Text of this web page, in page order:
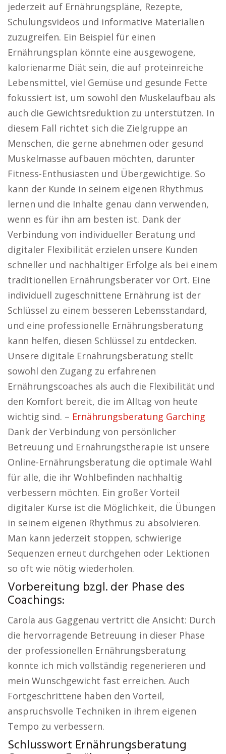
jederzeit auf Ernährungspläne, Rezepte,
Schulungsvideos und informative Materialien
zuzugreifen. Ein Beispiel für einen
Ernährungsplan könnte eine ausgewogene,
kalorienarme Diät sein, die auf proteinreiche
Lebensmittel, viel Gemüse und gesunde Fette
fokussiert ist, um sowohl den Muskelaufbau als
auch die Gewichtsreduktion zu unterstützen. In
diesem Fall richtet sich die Zielgruppe an
Menschen, die gerne abnehmen oder gesund
Muskelmasse aufbauen möchten, darunter
Fitness-Enthusiasten und Übergewichtige. So
kann der Kunde in seinem eigenen Rhythmus
lernen und die Inhalte genau dann verwenden,
wenn es für ihn am besten ist. Dank der
Verbindung von individueller Beratung und
digitaler Flexibilität erzielen unsere Kunden
schneller und nachhaltiger Erfolge als bei einem
traditionellen Ernährungsberater vor Ort. Eine
individuell zugeschnittene Ernährung ist der
Schlüssel zu einem besseren Lebensstandard,
und eine professionelle Ernährungsberatung
kann helfen, diesen Schlüssel zu entdecken.
Unsere digitale Ernährungsberatung stellt
sowohl den Zugang zu erfahrenen
Ernährungscoaches als auch die Flexibilität und
den Komfort bereit, die im Alltag von heute
wichtig sind. – Ernährungsberatung Garching
Dank der Verbindung von persönlicher
Betreuung und Ernährungstherapie ist unsere
Online-Ernährungsberatung die optimale Wahl
für alle, die ihr Wohlbefinden nachhaltig
verbessern möchten. Ein großer Vorteil
digitaler Kurse ist die Möglichkeit, die Übungen
in seinem eigenen Rhythmus zu absolvieren.
Man kann jederzeit stoppen, schwierige
Sequenzen erneut durchgehen oder Lektionen
so oft wie nötig wiederholen.
Vorbereitung bzgl. der Phase des
Coachings:
Carola aus Gaggenau vertritt die Ansicht: Durch
die hervorragende Betreuung in dieser Phase
der professionellen Ernährungsberatung
konnte ich mich vollständig regenerieren und
mein Wunschgewicht fast erreichen. Auch
Fortgeschrittene haben den Vorteil,
anspruchsvolle Techniken in ihrem eigenen
Tempo zu verbessern.
Schlusswort Ernährungsberatung